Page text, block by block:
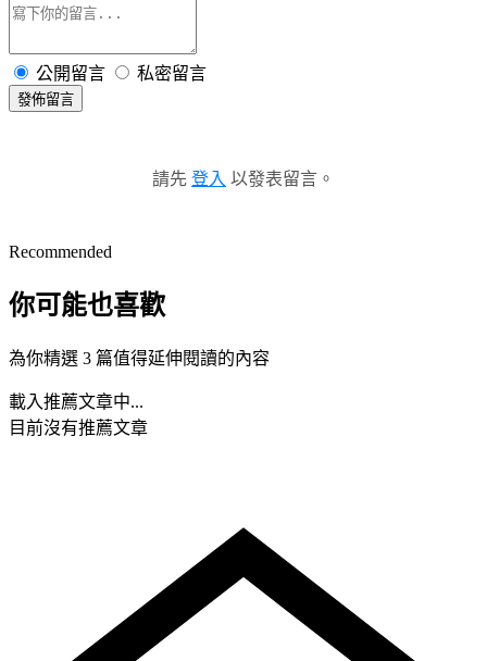
公開留言 私密留言
發佈留言
請先 登入 以發表留言。
Recommended
你可能也喜歡
為你精選 3 篇值得延伸閱讀的內容
載入推薦文章中...
目前沒有推薦文章